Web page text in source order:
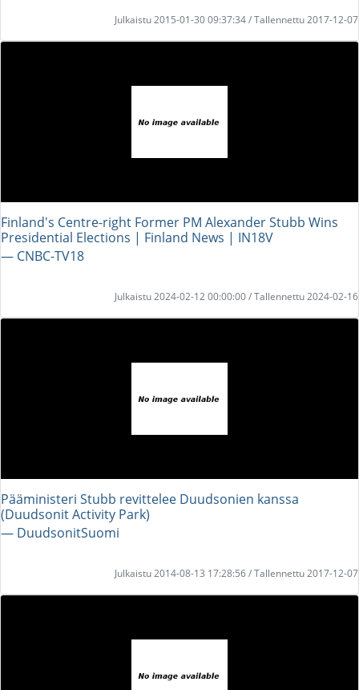
Julkaistu 2015-01-30 09:37:34 / Tallennettu 2017-12-07
Finland's Centre-right Former PM Alexander Stubb Wins
Presidential Elections | Finland News | IN18V
― CNBC-TV18
Julkaistu 2024-02-12 00:00:00 / Tallennettu 2024-02-16
Pääministeri Stubb revittelee Duudsonien kanssa
(Duudsonit Activity Park)
― DuudsonitSuomi
Julkaistu 2014-08-13 17:28:56 / Tallennettu 2017-12-07